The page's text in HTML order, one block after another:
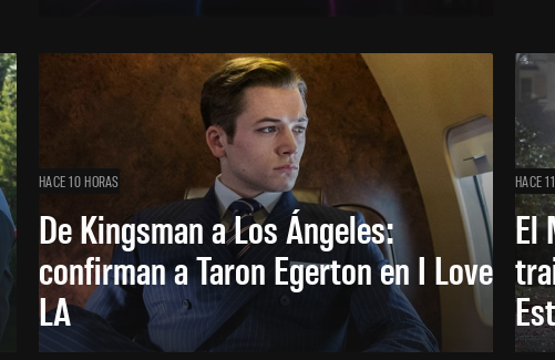
HACE 10 HORAS
De Kingsman a Los Ángeles:
confirman a Taron Egerton en I Love
LA
HACE
El